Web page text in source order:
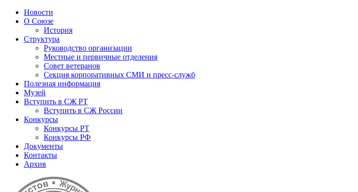
Новости
О Союзе
История
Структура
Руководство организации
Местные и первичные отделения
Совет ветеранов
Секция корпоративных СМИ и пресс-служб
Полезная информация
Музей
Вступить в СЖ РТ
Вступить в СЖ России
Конкурсы
Конкурсы РТ
Конкурсы РФ
Документы
Контакты
Архив